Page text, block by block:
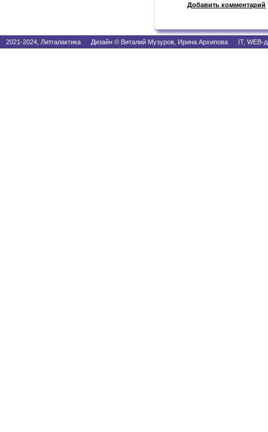
Добавить комментарий
2021-2024, Литгалактика Дизайн © Виталий Музуров, Ирина Архипова IT, WEB-